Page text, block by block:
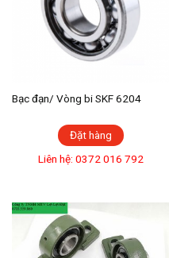
Bạc đạn/ Vòng bi SKF 6204
Đặt hàng
Liên hệ: 0372 016 792